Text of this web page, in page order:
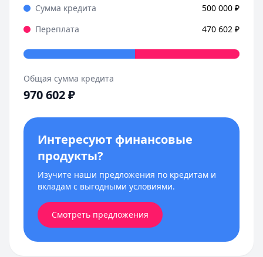
Сумма кредита 500 000 ₽
Переплата
470 602 ₽
Общая сумма кредита
970 602₽
Интересуют финансовые
продукты?
Изучите наши предложения по кредитам и
вкладам с выгодными условиями.
Смотреть предложения